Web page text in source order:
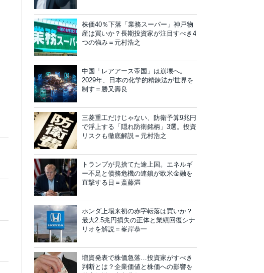
株価40％下落「業務スーパー」神戸物
産は買いか？長期投資家が注目すべき4
つの強み＝元村浩之
中国「レアアース帝国」は崩壊へ。
2029年、日本の化学的精錬法が世界を
制す＝勝又壽良
三菱重工だけじゃない、防衛予算9兆円
で浮上する「隠れ防衛銘柄」3選。投資
リスクも徹底解説＝元村浩之
トランプが見捨てた途上国。エネルギ
ー不足と債務危機の連鎖が欧米金融を
直撃する日＝斎藤満
ホンダ上場来初の赤字転落は買いか？
最大2.5兆円損失の正体と業績回復シナ
リオを解説＝峯岸恭一
増資発表で株価急落…投資家がすべき
判断とは？企業価値と株価への影響を